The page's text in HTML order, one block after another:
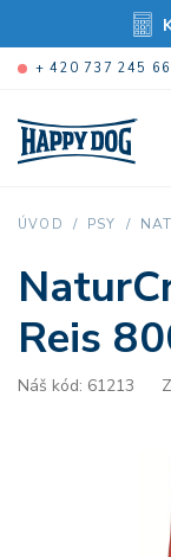
+ 420 737 245
ÚVOD PSY
Reis
Náš kód: 61213